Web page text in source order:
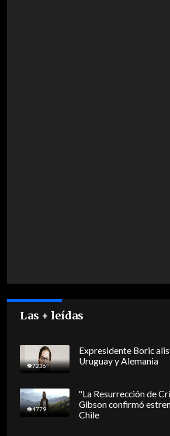
Las + leídas
7236
Expresidente Boric
Uruguay y Alemania
4779
"La Resurrección de
Gibson confirmó
Chile